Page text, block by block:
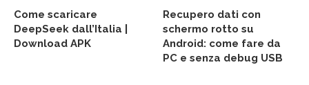
Come scaricare
DeepSeek dall’Italia |
Download APK
Recupero dati con
schermo rotto su
Android: come fare da
PC e senza debug USB